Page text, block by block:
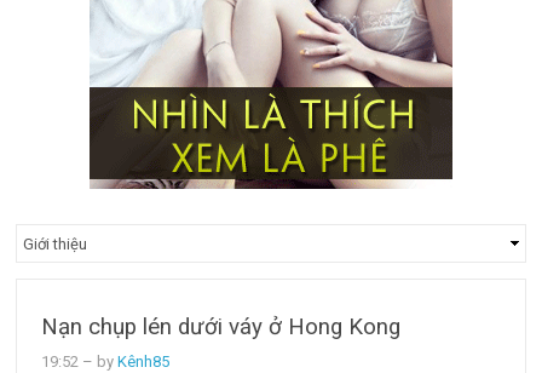
Nạn chụp lén dưới váy ở Hong Kong
19:52 – byKênh85